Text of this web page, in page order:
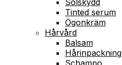
Tinted serum
Ögonkräm
Hårvård
Balsam
Hårinpackning
Schampo